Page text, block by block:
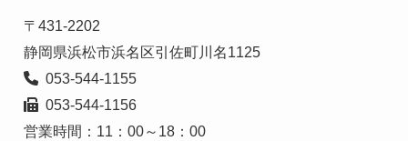
〒431-2202
静岡県浜松市浜名区引佐町川名1125
  053-544-1155
  053-544-1156
営業時間：11：00～18：00